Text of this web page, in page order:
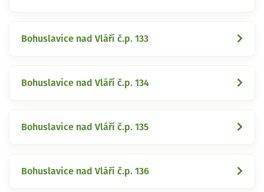
Bohuslavice nad Vláří č.p. 133
Bohuslavice nad Vláří č.p. 134
Bohuslavice nad Vláří č.p. 135
Bohuslavice nad Vláří č.p. 136